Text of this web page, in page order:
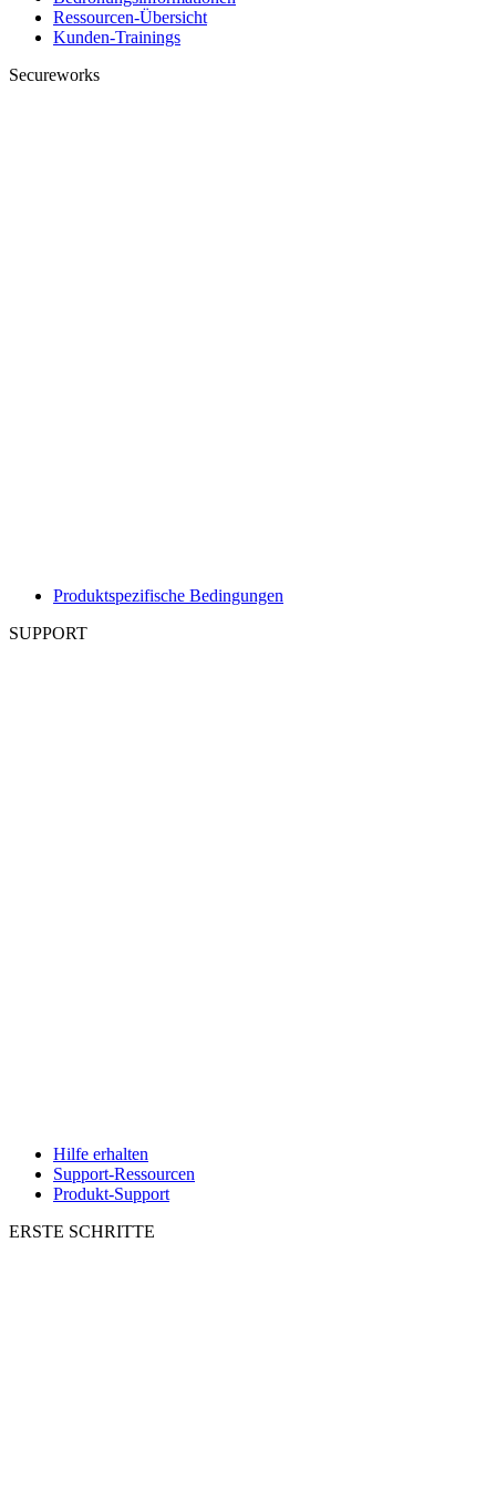
Ressourcen-Übersicht
Kunden-Trainings
Secureworks
Produktspezifische Bedingungen
SUPPORT
Hilfe erhalten
Support-Ressourcen
Produkt-Support
ERSTE SCHRITTE